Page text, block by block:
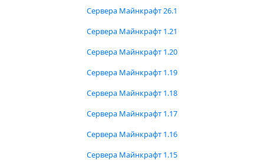
Сервера Майнкрафт 26.1
Сервера Майнкрафт 1.21
Сервера Майнкрафт 1.20
Сервера Майнкрафт 1.19
Сервера Майнкрафт 1.18
Сервера Майнкрафт 1.17
Сервера Майнкрафт 1.16
Сервера Майнкрафт 1.15